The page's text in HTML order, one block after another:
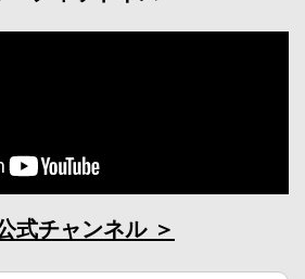
式チャンネル